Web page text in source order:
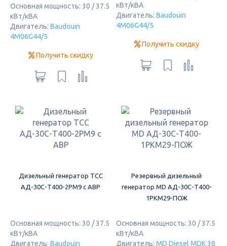
Основная мощность: 30 / 37.5
кВт/кВА
Двигатель: Baudouin
4M06G44/5
Получить скидку
кВт/кВА
Двигатель: Baudouin
4M06G44/5
Получить скидку
Дизельный генератор ТСС
АД-30С-Т400-2РМ9 c АВР
Основная мощность: 30 / 37.5
кВт/кВА
Двигатель: Baudouin
Резервный дизельный
генератор MD АД-30С-Т400-
1РКМ29-ПОЖ
Основная мощность: 30 / 37.5
кВт/кВА
Двигатель: MD Diesel MDK 38